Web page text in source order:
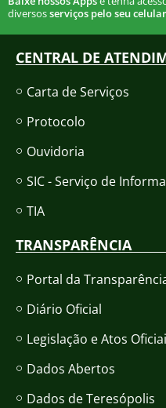
diversosserviços pelo seu celular
CENTRAL DE
Carta de Serviços
Protocolo
Ouvidoria
SIC - Serviço de
TIA
TRANSPARÊNCIA
Portal da
Diário Oficial
Legislação e Atos
Dados Abertos
Dados de Teresópolis